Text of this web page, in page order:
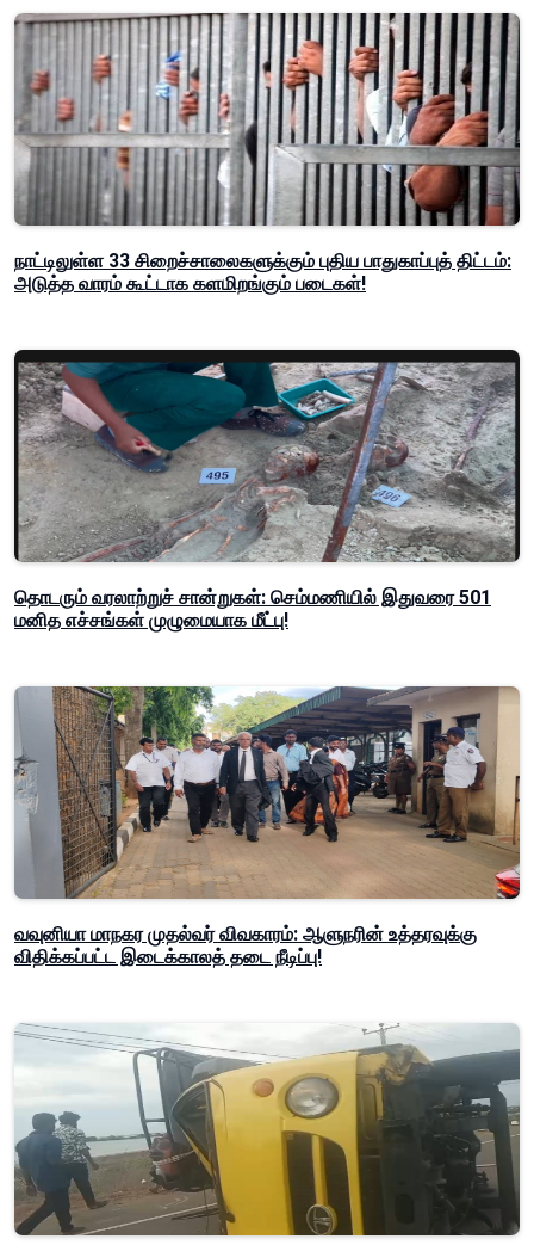
நாட்டிலுள்ள 33 சிறைச்சாலைகளுக்கும் புதிய பாதுகாப்புத் திட்டம்:
அடுத்த வாரம் கூட்டாக களமிறங்கும் படைகள்!
தொடரும் வரலாற்றுச் சான்றுகள்: செம்மணியில் இதுவரை 501
மனித எச்சங்கள் முழுமையாக மீட்பு!
வவுனியா மாநகர முதல்வர் விவகாரம்: ஆளுநரின் உத்தரவுக்கு
விதிக்கப்பட்ட இடைக்காலத் தடை நீடிப்பு!